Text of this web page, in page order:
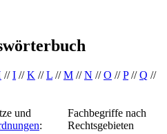
//I //K //L //M //N //O //P//Q //
und
:
Fachbegriffe nach
Rechtsgebieten